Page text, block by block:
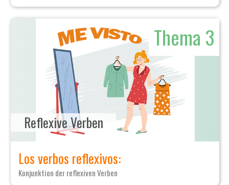
Thema 3
Reflexive Verben
Los verbos reflexivos:
Konjunktion der reflexiven Verben